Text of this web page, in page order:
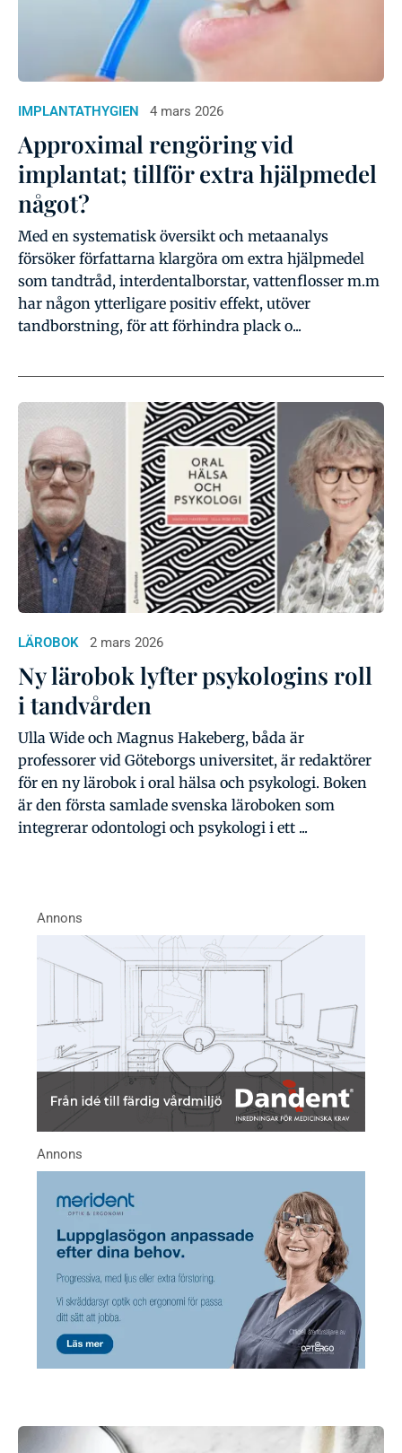
IMPLANTATHYGIEN 4 mars 2026
Approximal rengöring vid
implantat; tillför extra hjälpmedel
något?
Med en systematisk översikt och metaanalys
försöker författarna klargöra om extra hjälpmedel
som tandtråd, interdentalborstar, vattenflosser m.m
har någon ytterligare positiv effekt, utöver
tandborstning, för att förhindra plack o...
LÄROBOK 2 mars 2026
Ny lärobok lyfter psykologins roll
i tandvården
Ulla Wide och Magnus Hakeberg, båda är
professorer vid Göteborgs universitet, är redaktörer
för en ny lärobok i oral hälsa och psykologi. Boken
är den första samlade svenska läroboken som
integrerar odontologi och psykologi i ett ...